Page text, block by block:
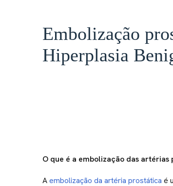
Embolização
Hiperplasia
O que é a embolização das artérias
Aembolização da artéria prostática é